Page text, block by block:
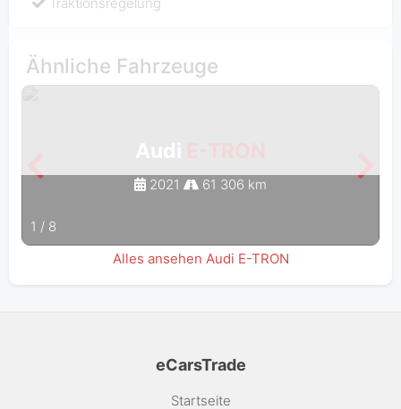
Traktionsregelung
Ähnliche Fahrzeuge
2021 61 306 km
1 / 8
Alles ansehen Audi E-TRON
eCarsTrade
Startseite